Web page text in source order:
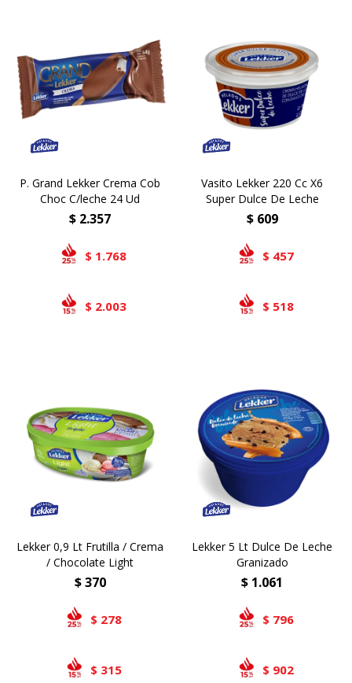
P. Grand Lekker Crema Cob
Choc C/leche 24 Ud
$ 2.357
$ 1.768
$ 2.003
Vasito Lekker 220 Cc X6
Super Dulce De Leche
$ 609
$ 457
$ 518
Lekker 0,9 Lt Frutilla / Crema
/ Chocolate Light
$ 370
$ 278
$ 315
Lekker 5 Lt Dulce De Leche
Granizado
$ 1.061
$ 796
$ 902